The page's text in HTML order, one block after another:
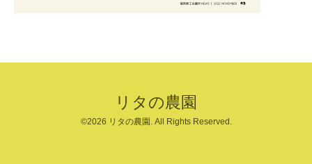
リタの農園
©2026 リタの農園 . All Rights Reserved.